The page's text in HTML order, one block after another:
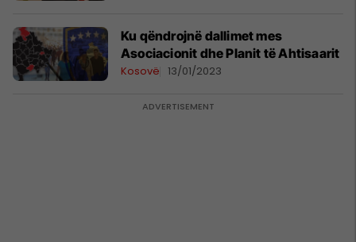
Ku qëndrojnë dallimet mes
Asociacionit dhe Planit të Ahtisaarit
Kosovë 13/01/2023